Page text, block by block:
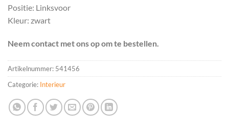
Positie: Linksvoor
Kleur: zwart
Neem contact met ons op om te bestellen.
Artikelnummer: 541456
Categorie: Interieur